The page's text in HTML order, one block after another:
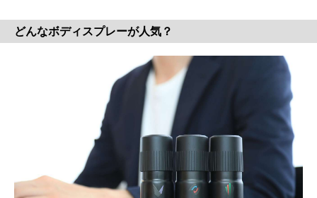
どんなボディスプレーが人気？